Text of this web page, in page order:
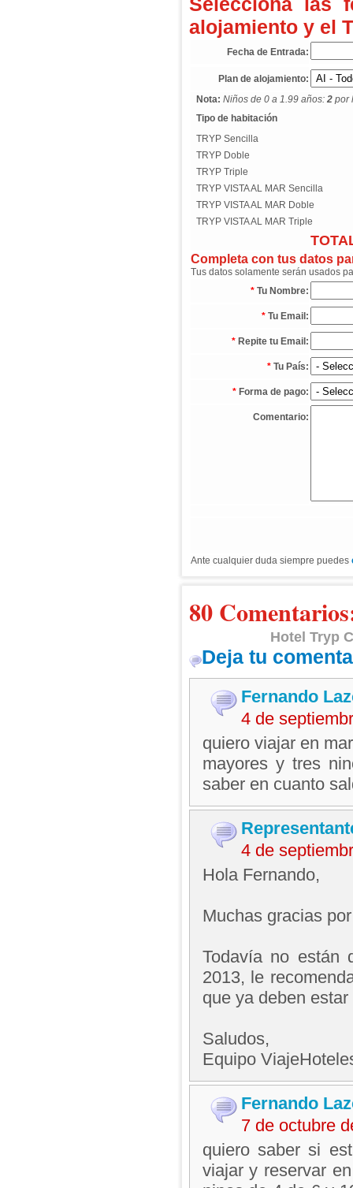
alojamiento y el
Fecha de Entrada:
Plan de alojamiento:
Nota: Niños de 0 a 1.99 años: 2por
Tipo de habitación
TRYP Sencilla
TRYP Doble
TRYP Triple
TRYP VISTA AL MAR Sencilla
TRYP VISTA AL MAR Doble
TRYP VISTA AL MAR Triple
Completa con tus datos
Tus datos solamente serán usados
* Tu Nombre:
* Tu Email:
* Repite tu Email:
* Tu País:
* Forma de pago:
Comentario:
Ante cualquier duda siempre puedes
80
Hotel Tryp
Deja tu
Fernando
4 de
quiero viajar en
mayores y tres
saber en cuanto
4 de
Hola Fernando,
Muchas gracias
Todavía no están
2013, le
que ya deben
Saludos,
Equipo
Fernando
7 de octubre
quiero saber si
viajar y reservar